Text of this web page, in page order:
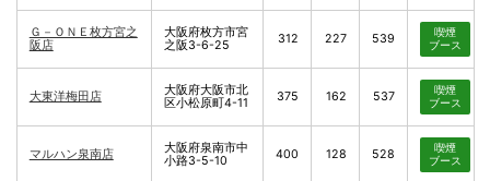
Ｇ－ＯＮＥ枚方宮之
阪店
大阪府枚方市宮
之阪3-6-25
312 227 539
喫煙
ブース
大東洋梅田店
大阪府大阪市北
区小松原町4-11
375 162 537
喫煙
ブース
マルハン泉南店
大阪府泉南市中
小路3-5-10
400 128 528
喫煙
ブース